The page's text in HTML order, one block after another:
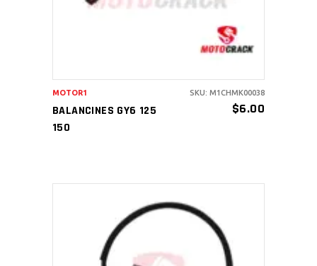
BALANCINES GY6 125
150
$6.00
MOTOR1 SKU: M1CHMK00038